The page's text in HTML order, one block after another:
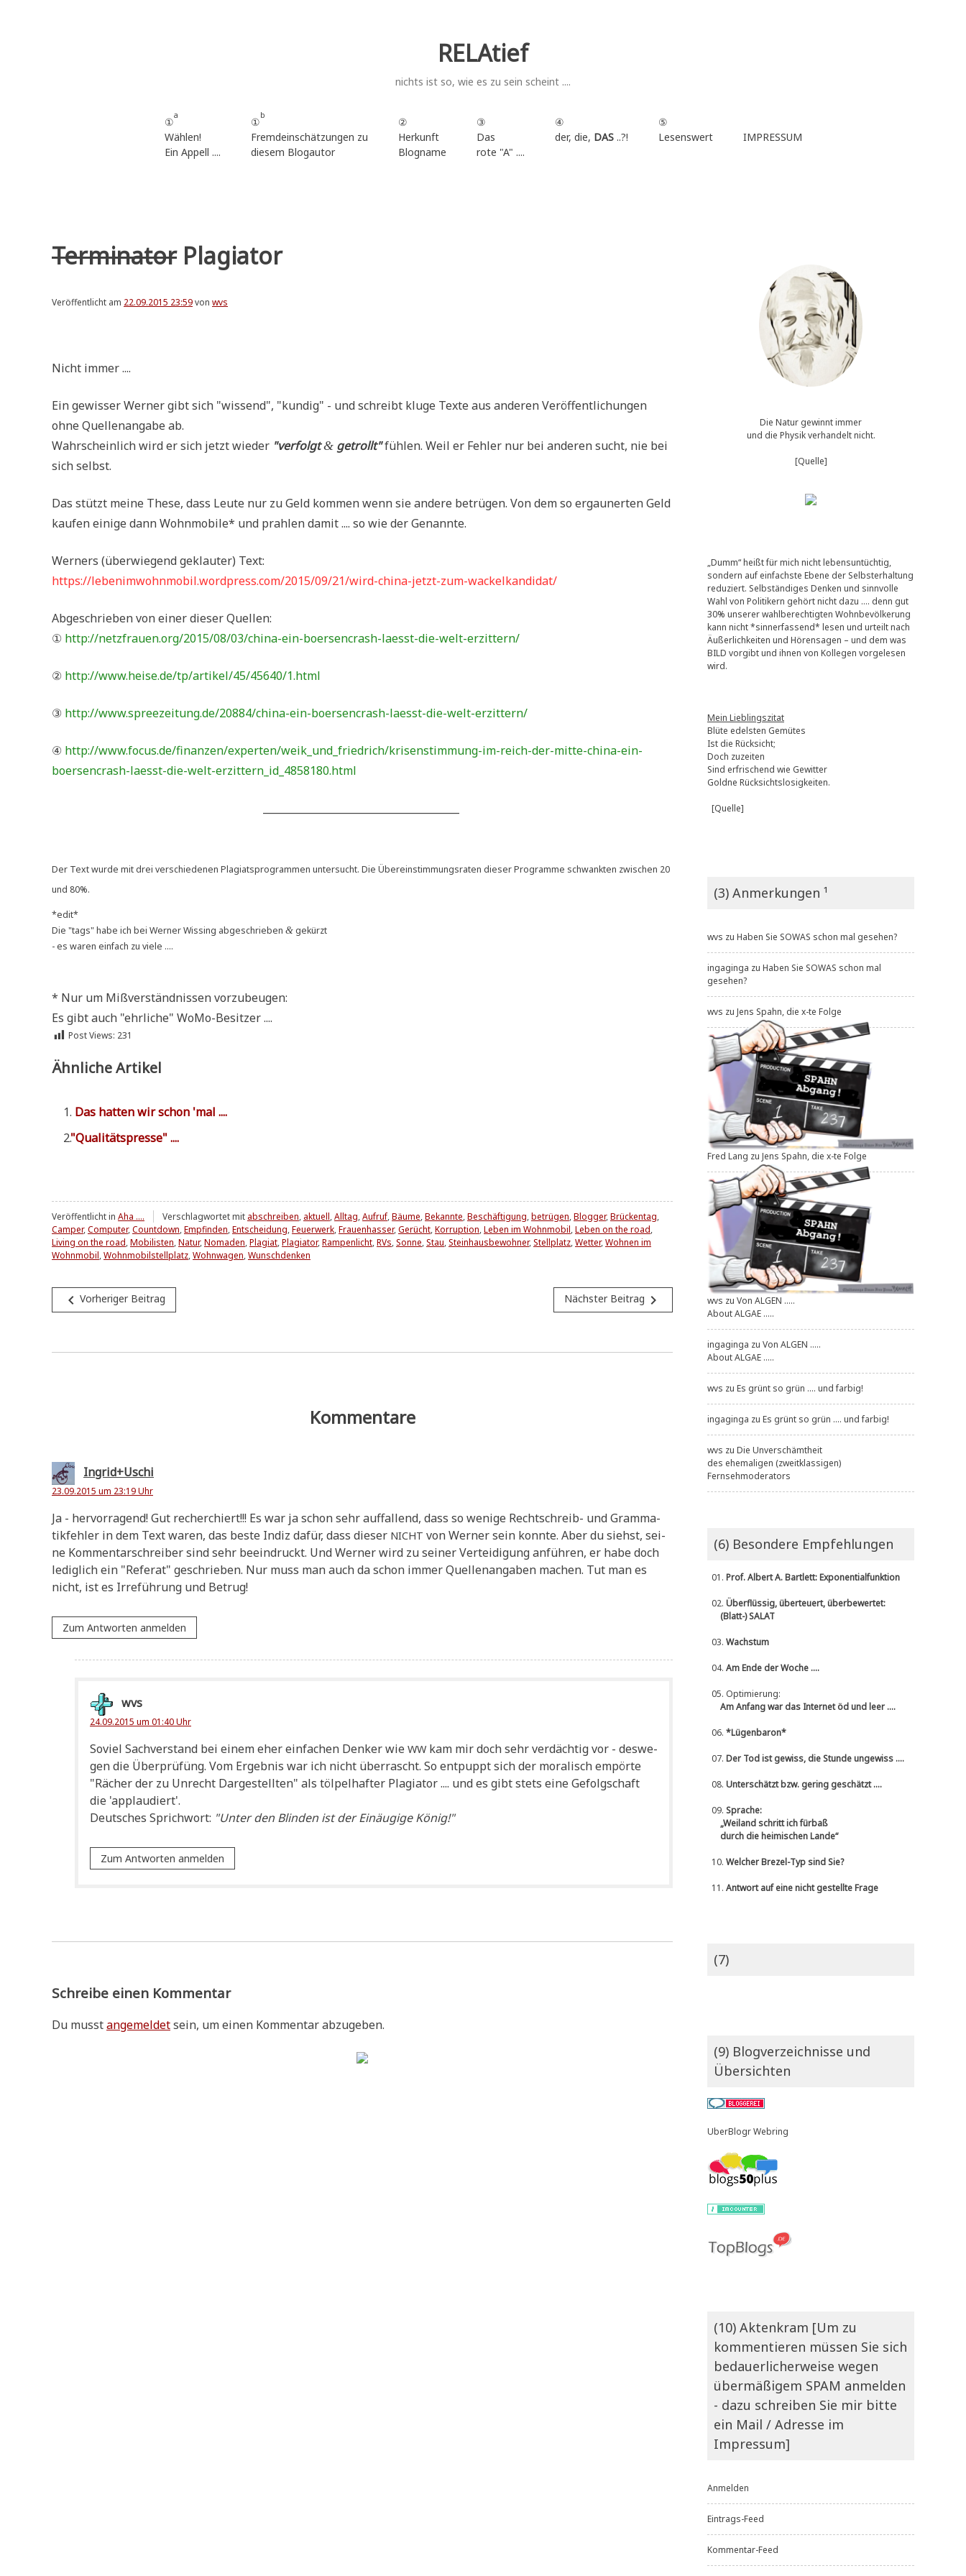
RELAtief
nichts ist so, wie es zu sein scheint ....
①
a
Wählen!
Ein Appell ....
①
b
Fremdeinschätzungen zu
diesem Blogautor
②
Herkunft
Blogname
③
Das
rote "A" ....
④
der, die, DAS..?!
⑤
Lesenswert
IMPRESSUM
TerminatorPlagiator
Veröffentlicht am 22.09.2015 23:59von wvs
Nicht immer ....
Ein gewis­ser Wer­ner gibt sich "wis­send", "kun­dig" - und schreibt klu­ge Tex­te aus ande­ren Ver­öf­fent­li­chun­gen
ohne Quel­len­an­ga­be ab.
Wahr­schein­lich wird er sich jetzt wie­der "ver­folgt& getrollt"füh­len. Weil er Feh­ler nur bei ande­ren sucht, nie bei
sich selbst.
Das stützt mei­ne The­se, dass Leu­te nur zu Geld kom­men wenn sie ande­re betrü­gen. Von dem so ergau­ner­ten Geld
kau­fen eini­ge dann Wohn­mo­bi­le* und prah­len damit .... so wie der Genannte.
Wer­ners (über­wie­gend geklau­ter) Text:
https://lebenimwohnmobil.wordpress.com/2015/09/21/wird-china-jetzt-zum-wackelkandidat/
Abge­schrie­ben von einer die­ser Quellen:
① http://netzfrauen.org/2015/08/03/china-ein-boersencrash-laesst-die-welt-erzittern/
② http://www.heise.de/tp/artikel/45/45640/1.html
③ http://www.spreezeitung.de/20884/china-ein-boersencrash-laesst-die-welt-erzittern/
④ http://www.focus.de/finanzen/experten/weik_und_friedrich/krisenstimmung-im-reich-der-mitte-china-ein-
boersencrash-laesst-die-welt-erzittern_id_4858180.html
Der Text wur­de mit drei ver­schie­de­nen Pla­gi­ats­pro­gram­men unter­sucht. Die Über­ein­stim­mungs­ra­ten die­ser Pro­gram­me schwank­ten zwi­schen 20
und 80%.
*edit*
Die "tags" habe ich bei Wer­ner Wis­sing abge­schrie­ben & gekürzt
- es waren ein­fach zu viele ....
* Nur um Miß­ver­ständ­nis­sen vorzubeugen:
Es gibt auch "ehr­li­che" WoMo-Besitzer ....
Post Views: 231
Ähnliche Artikel
Das hat­ten wir schon 'mal ....
"Qua­li­täts­pres­se" ....
Veröffentlicht in Aha .... Verschlagwortet mit abschreiben, aktuell,Alltag,Aufruf,Bäume,Bekannte,Beschäftigung,betrügen,Blogger,Brückentag,
Camper,Computer,Countdown,Empfinden,Entscheidung,Feuerwerk,Frauenhasser,Gerücht,Korruption,Leben im Wohnmobil,Leben on the road,
Living on the road,Mobilisten,Natur,Nomaden,Plagiat,Plagiator,Rampenlicht,RVs,Sonne,Stau,Steinhausbewohner,Stellplatz,Wetter,Wohnen im
Wohnmobil,Wohnmobilstellplatz,Wohnwagen,Wunschdenken
Beitragsnavigation
navigate_before Vorheriger Beitrag Nächster Beitrag navigate_next
Kommentare
Ingrid+Uschi
23.09.2015 um 23:19 Uhr
Ja - her­vor­ra­gend! Gut recher­chiert!!! Es war ja schon sehr auf­fal­lend, dass so weni­ge Recht­schreib- und Gram­ma­
tik­feh­ler in dem Text waren, das beste Indiz dafür, dass die­ser NICHT von Wer­ner sein konn­te. Aber du siehst, sei­
ne Kom­men­tar­schrei­ber sind sehr beein­druckt. Und Wer­ner wird zu sei­ner Ver­tei­di­gung anfüh­ren, er habe doch
ledig­lich ein "Refe­rat" geschrie­ben. Nur muss man auch da schon immer Quel­len­an­ga­ben machen. Tut man es
nicht, ist es Irre­füh­rung und Betrug!
Zum Antworten anmelden
wvs
24.09.2015 um 01:40 Uhr
Soviel Sach­ver­stand bei einem eher ein­fa­chen Den­ker wie WW kam mir doch sehr ver­däch­tig vor - des­we­
gen die Über­prü­füng. Vom Ergeb­nis war ich nicht über­rascht. So ent­puppt sich der mora­lisch empör­te
"Rächer der zu Unrecht Dar­ge­stell­ten" als töl­pel­haf­ter Pla­gia­tor .... und es gibt stets eine Gefolg­schaft
die 'applau­diert'.
Deut­sches Sprich­wort: "Unter den Blin­den ist der Ein­äu­gi­ge König!"
Zum Antworten anmelden
Schreibe einen Kommentar
Du musstangemeldetsein, um einen Kommentar abzugeben.
Die Natur gewinnt immer
und die Physik verhandelt nicht.
[Quelle]
„Dumm“ heißt für mich nicht lebensuntüchtig,
sondern auf einfachste Ebene der Selbsterhaltung
reduziert. Selbständiges Denken und sinnvolle
Wahl von Politikern gehört nicht dazu …. denn gut
30% unserer wahlberechtigten Wohnbevölkerung
kann nicht *sinnerfassend* lesen und urteilt nach
Äußerlichkeiten und Hörensagen – und dem was
BILD vorgibt und ihnen von Kollegen vorgelesen
wird.
Mein Lieblingszitat
Blüte edelsten Gemütes
Ist die Rücksicht;
Doch zuzeiten
Sind erfrischend wie Gewitter
Goldne Rücksichtslosigkeiten.
[Quelle]
(3) Anmerkungen ¹
wvs zu Haben Sie SOWAS schon mal gesehen?
ingaginga zu Haben Sie SOWAS schon mal
gesehen?
wvs zu Jens Spahn, die x-te Folge
Fred Lang zu Jens Spahn, die x-te Folge
wvs zu Von ALGEN .....
About ALGAE .....
ingaginga zu Von ALGEN .....
About ALGAE .....
wvs zu Es grünt so grün .... und farbig!
ingaginga zu Es grünt so grün .... und farbig!
wvs zu Die Unverschämtheit
des ehemaligen (zweitklassigen)
Fernsehmoderators
(6) Besondere Empfehlungen
01. Prof. Albert A. Bartlett: Exponentialfunktion
02. Überflüssig, überteuert, überbewertet:
(Blatt-) SALAT
03. Wachstum
04. Am Ende der Woche ....
05. Optimierung:
Am Anfang war das Internet öd und leer ....
06. *Lügenbaron*
07. Der Tod ist gewiss, die Stunde ungewiss ....
08. Unterschätzt bzw. gering geschätzt ....
09. Sprache:
„Weiland schritt ich fürbaß
durch die heimischen Lande“
10. Welcher Brezel-Typ sind Sie?
11. Antwort auf eine nicht gestellte Frage
(7)
(9) Blogverzeichnisse und
Übersichten
UberBlogr Webring
(10) Aktenkram [Um zu
kommentieren müssen Sie sich
bedauerlicherweise wegen
übermäßigem SPAM anmelden
- dazu schreiben Sie mir bitte
ein Mail / Adresse im
Impressum]
Anmelden
Eintrags-Feed
Kommentar-Feed